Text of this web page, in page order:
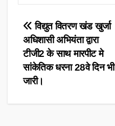
Post
navigation
विद्युत वितरण खंड खुर्जा
अधिशासी अभियंता द्वारा
टीजी2 के साथ मारपीट मे
सांकेतिक धरना 28वे दिन भी
जारी।